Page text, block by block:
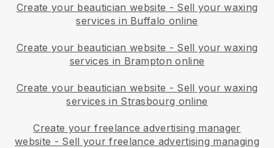
Create your beautician website - Sell your waxing
services in Buffalo online
Create your beautician website - Sell your waxing
services in Brampton online
Create your beautician website - Sell your waxing
services in Strasbourg online
Create your freelance advertising manager
website - Sell your freelance advertising managing